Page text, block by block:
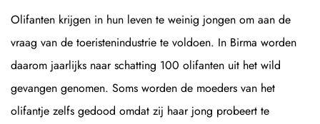
Olifanten krijgen in hun leven te weinig jongen om aan de
vraag van de toeristenindustrie te voldoen. In Birma worden
daarom jaarlijks naar schatting 100 olifanten uit het wild
gevangen genomen. Soms worden de moeders van het
olifantje zelfs gedood omdat zij haar jong probeert te